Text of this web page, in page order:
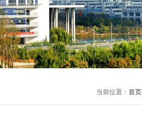
当前位置： 首页